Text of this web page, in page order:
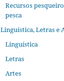
Recursos
pesca
Linguística, Letras e
Linguística
Letras
Artes